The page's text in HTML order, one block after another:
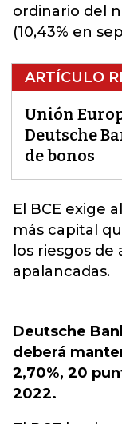
ordinario del
(10,43% en
ARTÍCULO
Unión
Deutsche
de bonos
El BCE exige
más capital
los riesgos
apalancadas.
Deutsche
deberá
2,70%, 20
2022.